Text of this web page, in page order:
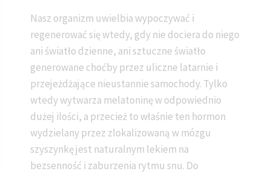
Nasz organizm uwielbia wypoczywać i
regenerować się wtedy, gdy nie dociera do niego
ani światło dzienne, ani sztuczne światło
generowane choćby przez uliczne latarnie i
przejeżdżające nieustannie samochody. Tylko
wtedy wytwarza melatoninę w odpowiednio
dużej ilości, a przecież to właśnie ten hormon
wydzielany przez zlokalizowaną w mózgu
szyszynkę jest naturalnym lekiem na
bezsenność i zaburzenia rytmu snu. Do